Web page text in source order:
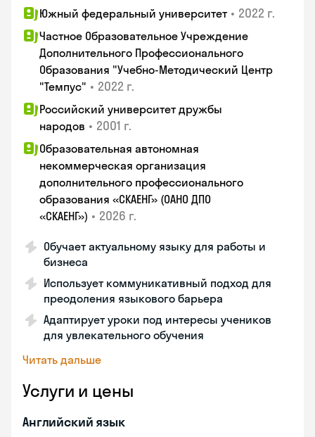
Южный федеральный университет • 2022 г.
Частное Образовательное Учреждение
Дополнительного Профессионального
Образования "Учебно-Методический Центр
"Темпус" • 2022 г.
Российский университет дружбы
народов • 2001 г.
Образовательная автономная
некоммерческая организация
дополнительного профессионального
образования «СКАЕНГ» (ОАНО ДПО
«СКАЕНГ») • 2026 г.
Обучает актуальному языку для работы и
бизнеса
Использует коммуникативный подход для
преодоления языкового барьера
Адаптирует уроки под интересы учеников
для увлекательного обучения
Читать дальше
Услуги и цены
Английский язык